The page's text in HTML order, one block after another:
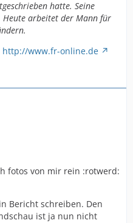
hatte. Seine
Heute arbeitet der Mann für
http://www.fr-online.de
fotos von mir rein :rotwerd:
Bericht schreiben. Den
ist ja nun nicht